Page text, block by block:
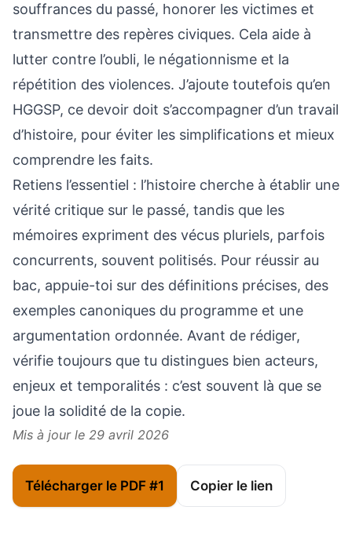
souffrances du passé, honorer les victimes et
transmettre des repères civiques. Cela aide à
lutter contre l’oubli, le négationnisme et la
répétition des violences. J’ajoute toutefois qu’en
HGGSP, ce devoir doit s’accompagner d’un travail
d’histoire, pour éviter les simplifications et mieux
comprendre les faits.
Retiens l’essentiel : l’histoire cherche à établir une
vérité critique sur le passé, tandis que les
mémoires expriment des vécus pluriels, parfois
concurrents, souvent politisés. Pour réussir au
bac, appuie-toi sur des définitions précises, des
exemples canoniques du programme et une
argumentation ordonnée. Avant de rédiger,
vérifie toujours que tu distingues bien acteurs,
enjeux et temporalités : c’est souvent là que se
joue la solidité de la copie.
Mis à jour le 29 avril 2026
Télécharger le PDF #1 Copier le lien